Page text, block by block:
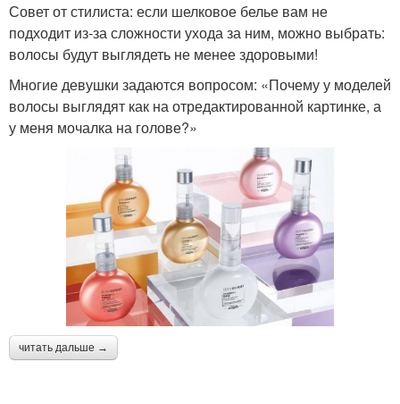
Совет от стилиста: если шелковое белье вам не
подходит из-за сложности ухода за ним, можно выбрать:
волосы будут выглядеть не менее здоровыми!
Многие девушки задаются вопросом: «Почему у моделей
волосы выглядят как на отредактированной картинке, а
у меня мочалка на голове?»
читать дальше →